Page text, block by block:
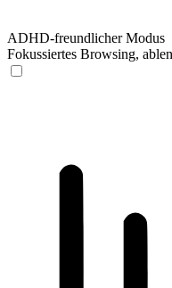
ADHD-freundlicher Modus
Fokussiertes Browsing,